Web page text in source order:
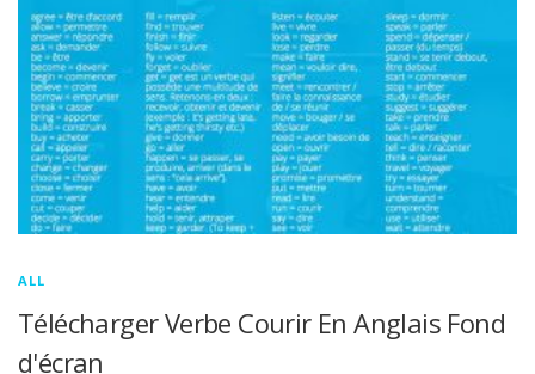
ALL
Télécharger Verbe Courir En Anglais Fond
d'écran